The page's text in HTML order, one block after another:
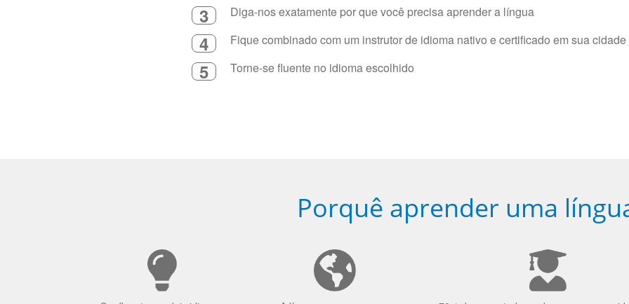
3 Diga-nos exatamente por que você precisa aprender a língua
4 Fique combinado com um instrutor de idioma nativo e certificado em sua
5 Torne-se fluente no idioma escolhido
Porquê aprender uma